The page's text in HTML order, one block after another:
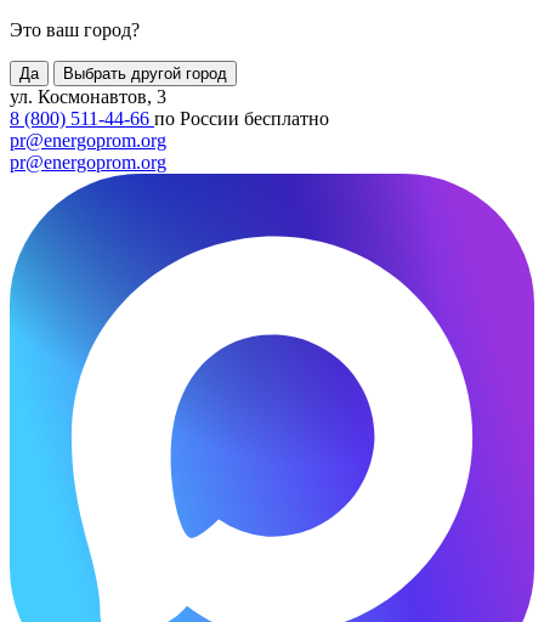
Это ваш город?
Да Выбрать другой город
ул. Космонавтов, 3
8 (800) 511-44-66 по России бесплатно
pr@energoprom.org
pr@energoprom.org